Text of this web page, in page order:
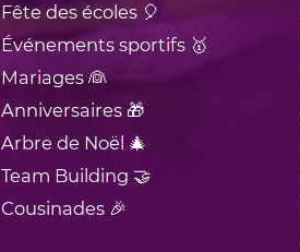
Fête des écoles 🎈
Événements sportifs 🥇
Mariages 👰
Anniversaires 🎁
Arbre de Noël 🎄
Team Building 🤝
Cousinades 🎉